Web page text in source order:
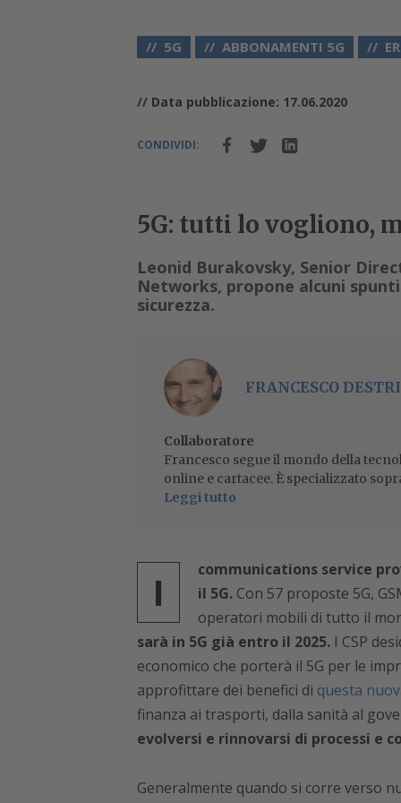
5G ABBONAMENTI 5G
// Data pubblicazione: 17.06.2020
CONDIVIDI:
5G: tutti lo vogliono,
Leonid Burakovsky, Senior
Networks, propone alcuni
sicurezza.
FRANCESCO DESTRI
Collaboratore
Francesco segue il mondo della
online e cartacee. È specializzato
Leggi tutto
I
communications service
il 5G.Con 57 proposte 5G,
operatori mobili di tutto il
sarà in 5G già entro il 2025.I CSP
economico che porterà il 5G per le
approfittare dei benefici di questa
finanza ai trasporti, dalla sanità al
evolversi e rinnovarsi di processi e
Generalmente quando si corre verso